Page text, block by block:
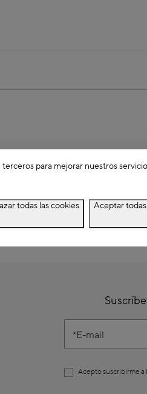
E-mail
Acepto suscribirme
para mejorar nuestros
todas las cookies Aceptar